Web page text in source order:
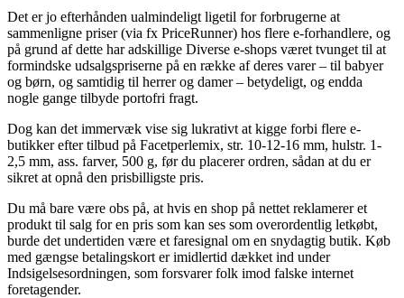
Det er jo efterhånden ualmindeligt ligetil for forbrugerne at
sammenligne priser (via fx PriceRunner) hos flere e-forhandlere, og
på grund af dette har adskillige Diverse e-shops været tvunget til at
formindske udsalgspriserne på en række af deres varer – til babyer
og børn, og samtidig til herrer og damer – betydeligt, og endda
nogle gange tilbyde portofri fragt.
Dog kan det immervæk vise sig lukrativt at kigge forbi flere e-
butikker efter tilbud på Facetperlemix, str. 10-12-16 mm, hulstr. 1-
2,5 mm, ass. farver, 500 g, før du placerer ordren, sådan at du er
sikret at opnå den prisbilligste pris.
Du må bare være obs på, at hvis en shop på nettet reklamerer et
produkt til salg for en pris som kan ses som overordentlig letkøbt,
burde det undertiden være et faresignal om en snydagtig butik. Køb
med gængse betalingskort er imidlertid dækket ind under
Indsigelsesordningen, som forsvarer folk imod falske internet
foretagender.